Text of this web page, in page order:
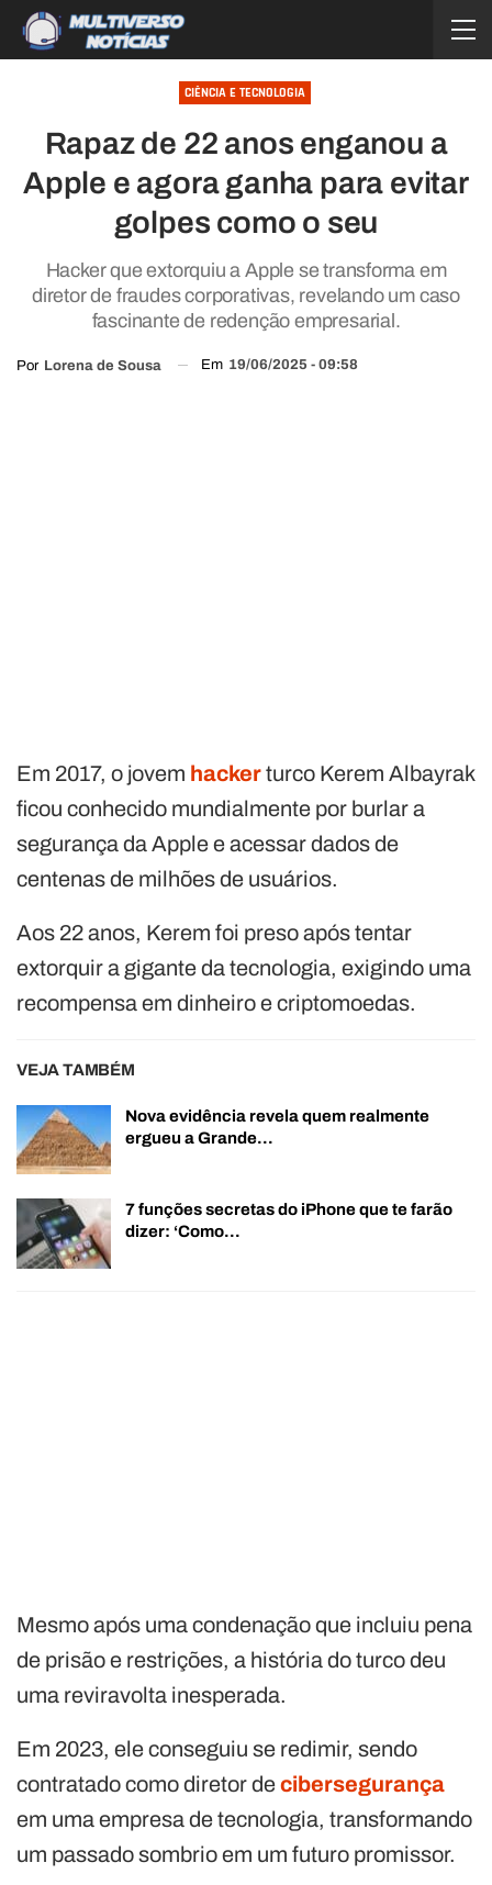
CIÊNCIA E TECNOLOGIA
Rapaz de 22 anos enganou a
Apple e agora ganha para evitar
golpes como o seu
Hacker que extorquiu a Apple se transforma em
diretor de fraudes corporativas, revelando um caso
fascinante de redenção empresarial.
Por Lorena de Sousa Em 19/06/2025 - 09:58
Em 2017, o jovem hackerturco Kerem Albayrak
ficou conhecido mundialmente por burlar a
segurança da Apple e acessar dados de
centenas de milhões de usuários.
Aos 22 anos, Kerem foi preso após tentar
extorquir a gigante da tecnologia, exigindo uma
recompensa em dinheiro e criptomoedas.
VEJA TAMBÉM
Nova evidência revela quem realmente
ergueu a Grande…
7 funções secretas do iPhone que te farão
dizer: ‘Como…
Mesmo após uma condenação que incluiu pena
de prisão e restrições, a história do turco deu
uma reviravolta inesperada.
Em 2023, ele conseguiu se redimir, sendo
contratado como diretor decibersegurança
em uma empresa de tecnologia, transformando
um passado sombrio em um futuro promissor.